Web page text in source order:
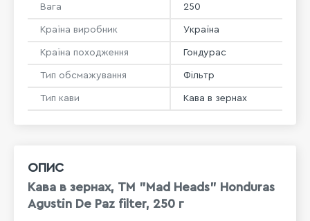
ОПИС
Кава в зернах, ТМ "Mad Heads" Honduras
Agustin De Paz filter, 250 г
Вага 250
Країна виробник Україна
Країна походження Гондурас
Тип обсмажування Фільтр
Тип кави Кава в зернах